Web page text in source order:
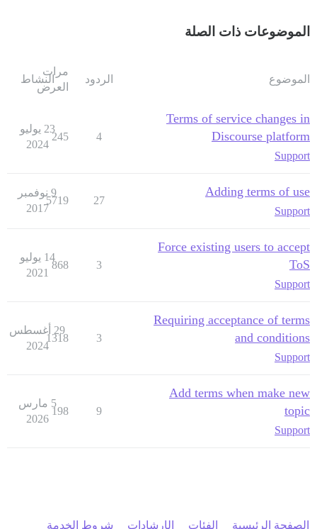
الموضوعات ذات الصلة
الموضوع الردود
مرات
العرض
النشاط
Terms of service changes in
Discourse platform
Support
4
245
23 يوليو
2024
Adding terms of use
Support
27
5719
9 نوفمبر
2017
Force existing users to accept
ToS
Support
3
868
14 يوليو
2021
Requiring acceptance of terms
and conditions
Support
3
1318
29 أغسطس
2024
Add terms when make new
topic
Support
9
198
5 مارس
2026
الصفحة الرئيسية الفئات الإرشادات شروط الخدمة